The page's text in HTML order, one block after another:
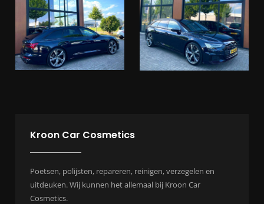
Kroon Car Cosmetics
Poetsen, polijsten, repareren, reinigen, verzegelen en
uitdeuken. Wij kunnen het allemaal bij Kroon Car
Cosmetics.